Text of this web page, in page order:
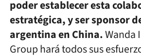
poder establecer esta
estratégica, y ser sponsor
argentina en China.Wanda
Group hará todos sus